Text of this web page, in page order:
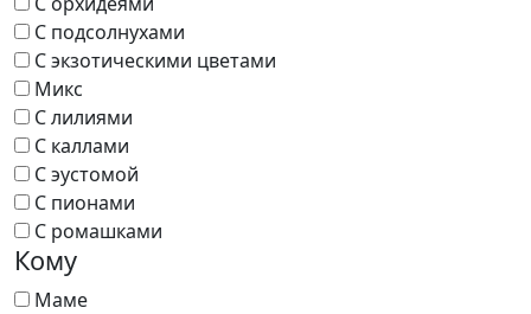
С подсолнухами
С экзотическими цветами
Микс
С лилиями
С каллами
С эустомой
С пионами
С ромашками
Кому
Маме